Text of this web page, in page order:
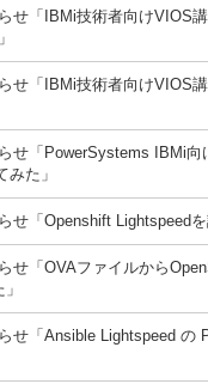
せ「IBMi技術者向けVIOS
せ「IBMi技術者向けVIOS
せ「PowerSystems IBMi
みた」
せ「Openshift Lightspeedを
せ「OVAファイルから
せ「Ansible Lightspeed の